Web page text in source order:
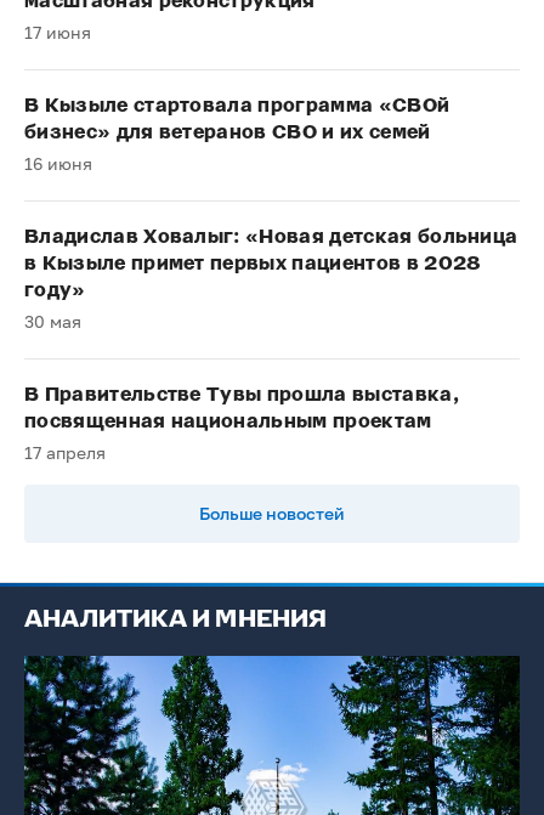
17 июня
В Кызыле стартовала программа «СВОй
бизнес» для ветеранов СВО и их семей
16 июня
Владислав Ховалыг: «Новая детская больница
в Кызыле примет первых пациентов в 2028
году»
30 мая
В Правительстве Тувы прошла выставка,
посвященная национальным проектам
17 апреля
Больше новостей
АНАЛИТИКА И МНЕНИЯ